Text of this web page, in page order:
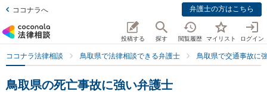
ココナラへ 弁護士の方はこちら
投稿する 探す 閲覧履歴 マイリスト ログイン
ココナラ法律相談 鳥取県で法律相談できる弁護士 鳥取県で交通事故に
鳥取県の死亡事故に強い弁護士